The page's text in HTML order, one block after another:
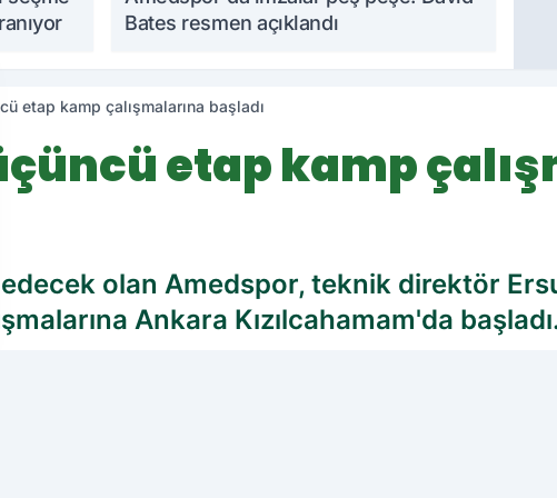
Bates resmen açıklandı
etap kamp çalışmalarına başladı
etap kamp
olan Amedspor, teknik direktör
Ankara Kızılcahamam'da